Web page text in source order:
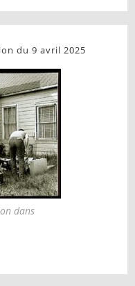
du 9 avril 2025
dans